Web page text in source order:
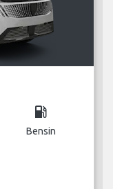
local_gas_station
Bensin